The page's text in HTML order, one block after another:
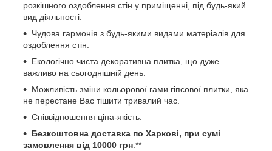
розкішного оздоблення стін у приміщенні, під будь-який
вид діяльності.
Чудова гармонія з будь-якими видами матеріалів для
оздоблення стін.
Екологічно чиста декоративна плитка, що дуже
важливо на сьогоднішній день.
Можливість зміни кольорової гами гіпсової плитки, яка
не перестане Вас тішити тривалий час.
Співвідношення ціна-якість.
Безкоштовна доставка по Харкові, при сумі
замовлення від 10000 грн .**